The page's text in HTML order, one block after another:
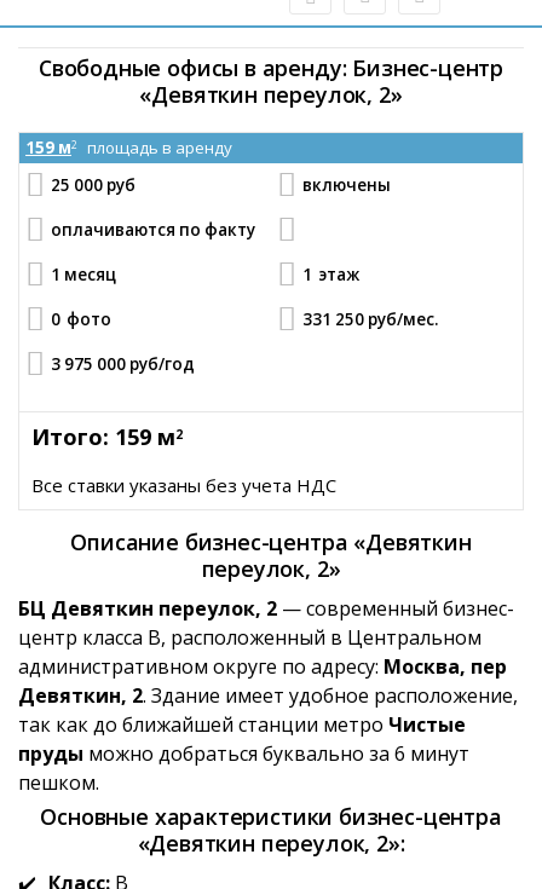
Свободные офисы в аренду: Бизнес-центр
«Девяткин переулок, 2»
159 м2
площадь в аренду
25 000 руб
включены
оплачиваются по факту
1 месяц 1 этаж
0 фото 331 250 руб/мес.
3 975 000 руб/год
Итого: 159 м2
Все ставки указаны без учета НДС
Описание бизнес-центра «Девяткин
переулок, 2»
БЦ Девяткин переулок, 2 — современный бизнес-
центр класса B, расположенный в Центральном
административном округе по адресу: Москва, пер
Девяткин, 2. Здание имеет удобное расположение,
так как до ближайшей станции метро Чистые
пруды можно добраться буквально за 6 минут
пешком.
Основные характеристики бизнес-центра
«Девяткин переулок, 2»:
Класс: B